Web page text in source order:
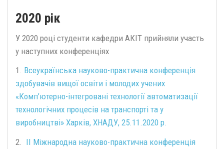
2020 рік
У 2020 році студенти кафедри АКІТ прийняли участь
у наступних конференціях
1. Всеукраїнська науково-практична конференція
здобувачів вищої освіти і молодих учених
«Комп’ютерно-інтегровані технології автоматизації
технологічних процесів на транспорті та у
виробництві» Харків, ХНАДУ, 25.11.2020 р.
2. ІІ Міжнародна науково-практична конференція